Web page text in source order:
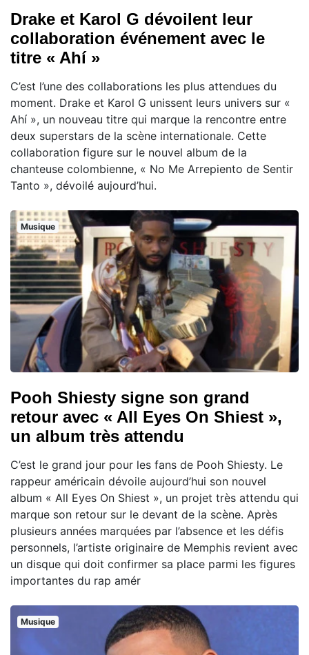
Drake et Karol G dévoilent leur
collaboration événement avec le
titre « Ahí »
C’est l’une des collaborations les plus attendues du
moment. Drake et Karol G unissent leurs univers sur «
Ahí », un nouveau titre qui marque la rencontre entre
deux superstars de la scène internationale. Cette
collaboration figure sur le nouvel album de la
chanteuse colombienne, « No Me Arrepiento de Sentir
Tanto », dévoilé aujourd’hui.
Musique
Pooh Shiesty signe son grand
retour avec « All Eyes On Shiest »,
un album très attendu
C’est le grand jour pour les fans de Pooh Shiesty. Le
rappeur américain dévoile aujourd’hui son nouvel
album « All Eyes On Shiest », un projet très attendu qui
marque son retour sur le devant de la scène. Après
plusieurs années marquées par l’absence et les défis
personnels, l’artiste originaire de Memphis revient avec
un disque qui doit confirmer sa place parmi les figures
importantes du rap amér
Musique